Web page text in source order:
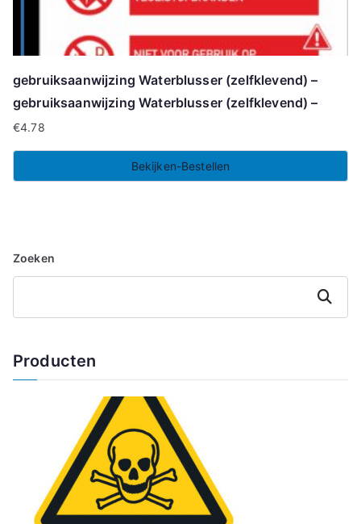
gebruiksaanwijzing Waterblusser (zelfklevend) –
gebruiksaanwijzing Waterblusser (zelfklevend) –
€4.78
Bekijken-Bestellen
Zoeken
Zoeken
Producten